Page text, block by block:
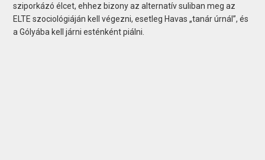
sziporkázó élcet, ehhez bizony az alternatív suliban meg az
ELTE szociológiáján kell végezni, esetleg Havas „tanár úrnál”, és
a Gólyába kell járni esténként piálni.